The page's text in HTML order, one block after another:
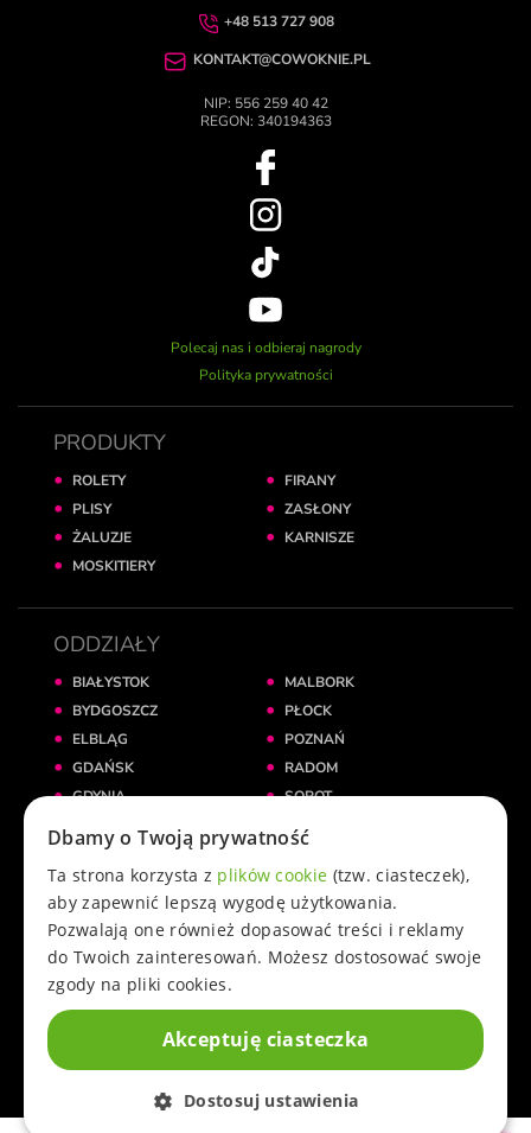
+48 513 727 908
KONTAKT@COWOKNIE.PL
NIP: 556 259 40 42
REGON: 340194363
Polecaj nas i odbieraj nagrody
Polityka prywatności
PRODUKTY
ROLETY
PLISY
ŻALUZJE
MOSKITIERY
FIRANY
ZASŁONY
KARNISZE
ODDZIAŁY
BIAŁYSTOK
BYDGOSZCZ
ELBLĄG
GDAŃSK
GDYNIA
GRUDZIĄDZ
INOWROCŁAW
KATOWICE
KRAKÓW
KWIDZYN
ŁÓDŹ
MALBORK
PŁOCK
POZNAŃ
RADOM
SOPOT
WARSZAWA
WROCŁAW
ŻNIN
© 2025 przez Cowoknie.pl. Wszelkie prawa zastrzeżone.
Dbamy o Twoją prywatność
Ta strona korzysta z plików cookie (tzw. ciasteczek),
aby zapewnić lepszą wygodę użytkowania.
Pozwalają one również dopasować treści i reklamy
do Twoich zainteresowań. Możesz dostosować swoje
zgody na pliki cookies.
Akceptuję ciasteczka
Dostosuj ustawienia